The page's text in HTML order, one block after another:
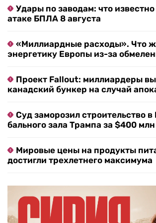
Удары по заводам: что
атаке БПЛА 8 августа
«Миллиардные расходы». Что
энергетику Европы из-за
Проект Fallout: миллиардеры
канадский бункер на случай
Суд заморозил строительство
бального зала Трампа за $400 млн
Мировые цены на продукты
достигли трехлетнего максимума